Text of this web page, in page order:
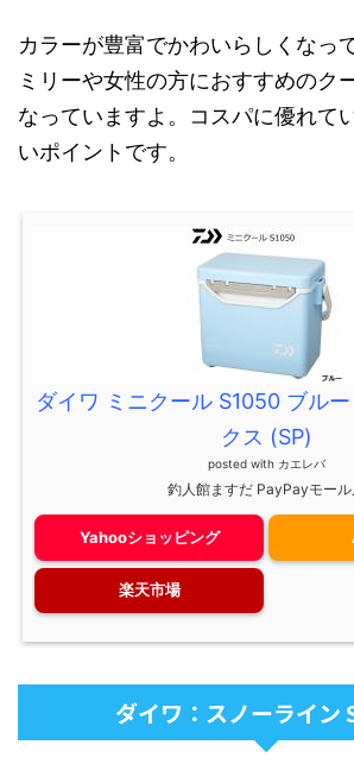
カラーが豊富でかわいらしくなっ
ミリーや女性の方におすすめのク
なっていますよ。コスパに優れて
いポイントです。
ダイワ ミニクール S1050 ブル
クス (SP)
posted with カエレバ
釣人館ますだ PayPayモール
Yahooショッピング
楽天市場
ダイワ：スノーライン